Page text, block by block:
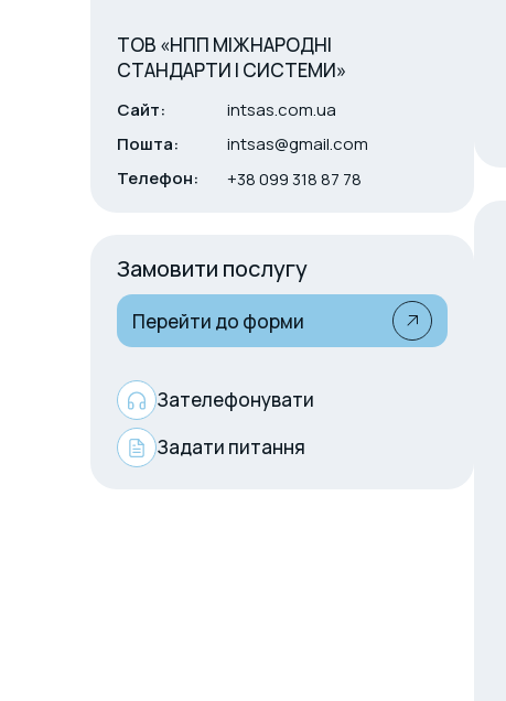
ТОВ «НПП МІЖНАРОДНІ
СТАНДАРТИ І СИСТЕМИ»
Сайт:
intsas.com.ua
Пошта:
intsas@gmail.com
Телефон:
+38 099 318 87 78
Замовити послугу
Перейти до форми
Зателефонувати
Задати питання